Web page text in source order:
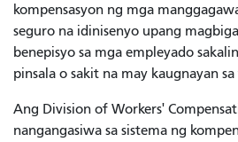
kompensasyon ng mga
seguro na idinisenyo upang
benepisyo sa mga empleyado
pinsala o sakit na may kaugnayan
Ang Division of Workers'
nangangasiwa sa sistema ng